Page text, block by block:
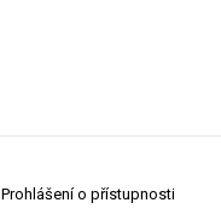
Prohlášení o přístupnosti